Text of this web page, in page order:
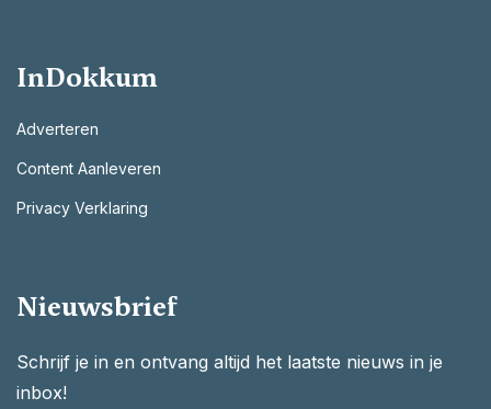
InDokkum
Adverteren
Content Aanleveren
Privacy Verklaring
Nieuwsbrief
Schrijf je in en ontvang altijd het laatste nieuws in je
inbox!